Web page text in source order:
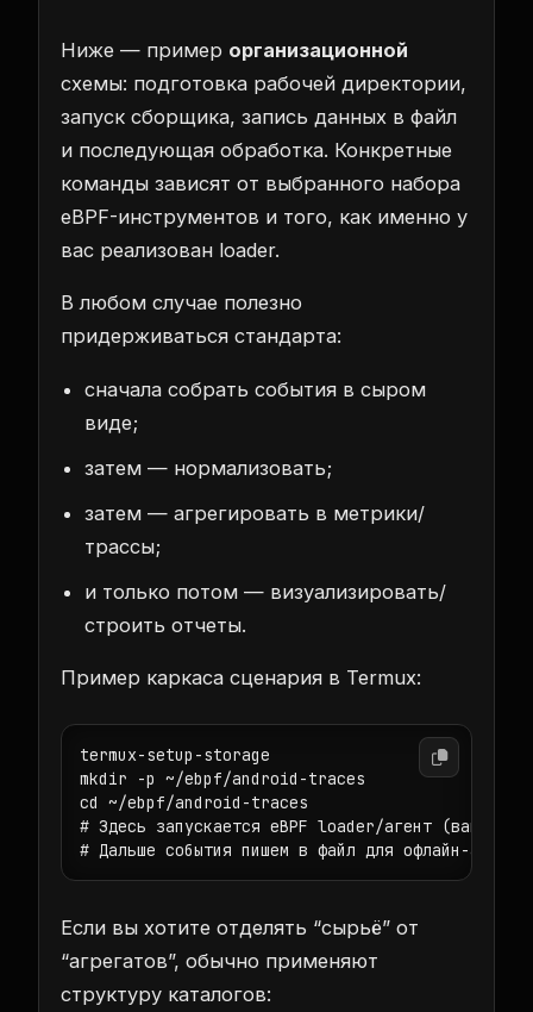
Ниже — пример организационной
схемы: подготовка рабочей директории,
запуск сборщика, запись данных в файл
и последующая обработка. Конкретные
команды зависят от выбранного набора
eBPF-инструментов и того, как именно у
вас реализован loader.
В любом случае полезно
придерживаться стандарта:
сначала собрать события в сыром
виде;
затем — нормализовать;
затем — агрегировать в метрики/
трассы;
и только потом — визуализировать/
строить отчеты.
Пример каркаса сценария в Termux:
termux-setup-storage
mkdir -p ~/ebpf/android-traces
cd ~/ebpf/android-traces
# Здесь запускается eBPF loader/агент (ваша
# Дальше события пишем в файл для офлайн-
Если вы хотите отделять “сырьё” от
“агрегатов”, обычно применяют
структуру каталогов: